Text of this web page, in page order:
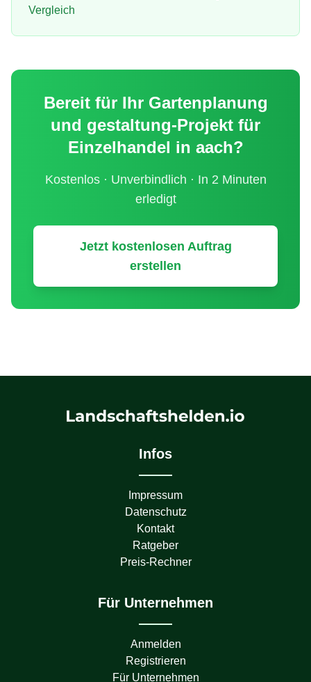
Vergleich
Bereit für Ihr Gartenplanung
und gestaltung-Projekt für
Einzelhandel in aach?
Kostenlos · Unverbindlich · In 2 Minuten
erledigt
Jetzt kostenlosen Auftrag
erstellen
Infos
Impressum
Datenschutz
Kontakt
Ratgeber
Preis-Rechner
Für Unternehmen
Anmelden
Registrieren
Für Unternehmen